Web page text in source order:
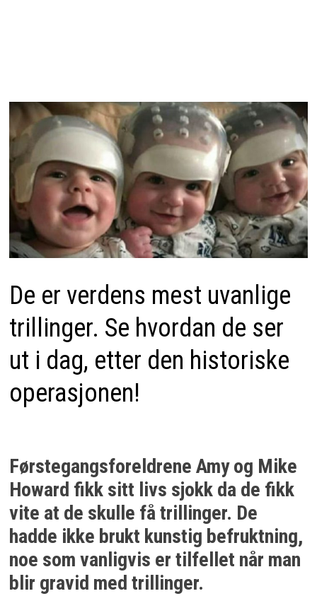
De er verdens mest uvanlige
trillinger. Se hvordan de ser
ut i dag, etter den historiske
operasjonen!
Førstegangsforeldrene Amy og Mike
Howard fikk sitt livs sjokk da de fikk
vite at de skulle få trillinger. De
hadde ikke brukt kunstig befruktning,
noe som vanligvis er tilfellet når man
blir gravid med trillinger.